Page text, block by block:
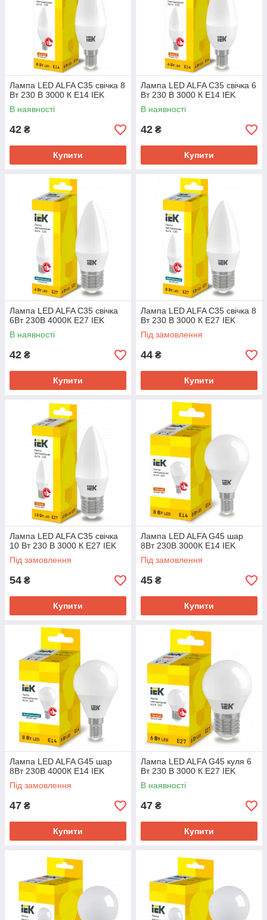
Лампа LED ALFA C35 свічка 8
Вт 230 В 3000 К E14 IEK
В наявності
42 ₴
Купити
Лампа LED ALFA C35 свічка 6
Вт 230 В 3000 К E14 IEK
В наявності
42 ₴
Купити
Лампа LED ALFA C35 свічка
6Вт 230В 4000К E27 IEK
В наявності
42 ₴
Купити
Лампа LED ALFA C35 свічка 8
Вт 230 В 3000 К E27 IEK
Під замовлення
44 ₴
Купити
Лампа LED ALFA C35 свічка
10 Вт 230 В 3000 К E27 IEK
Під замовлення
54 ₴
Купити
Лампа LED ALFA G45 шар
8Вт 230В 3000К E14 IEK
Під замовлення
45 ₴
Купити
Лампа LED ALFA G45 шар
8Вт 230В 4000К E14 IEK
Під замовлення
47 ₴
Купити
Лампа LED ALFA G45 куля 6
Вт 230 В 3000 К E27 IEK
В наявності
47 ₴
Купити